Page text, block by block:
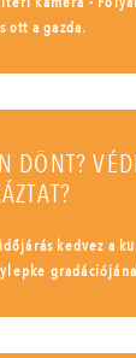
ott a gazda.
DÖNT?
kedvez a